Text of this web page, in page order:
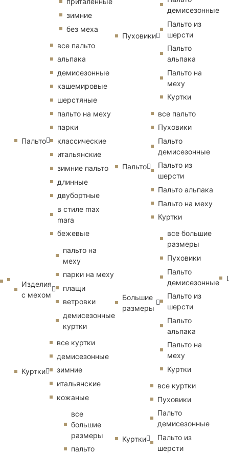
зимние
без меха
Пальто
все пальто
альпака
демисезонные
кашемировые
шерстяные
пальто на меху
парки
классические
итальянские
зимние пальто
длинные
двубортные
в стиле max
mara
бежевые
Изделия
с мехом
пальто на
меху
парки на меху
плащи
ветровки
демисезонные
куртки
Куртки
все куртки
демисезонные
зимние
итальянские
кожаные
все
большие
размеры
пальто
Пуховики
демисезонные
Пальто из
шерсти
Пальто
альпака
Пальто на
меху
Куртки
Пальто
все пальто
Пуховики
Пальто
демисезонные
Пальто из
шерсти
Пальто альпака
Пальто на меху
Куртки
Большие
размеры
все большие
размеры
Пуховики
Пальто
демисезонные
Пальто из
шерсти
Пальто
альпака
Пальто на
меху
Куртки
Куртки
все куртки
Пуховики
Пальто
демисезонные
Пальто из
шерсти